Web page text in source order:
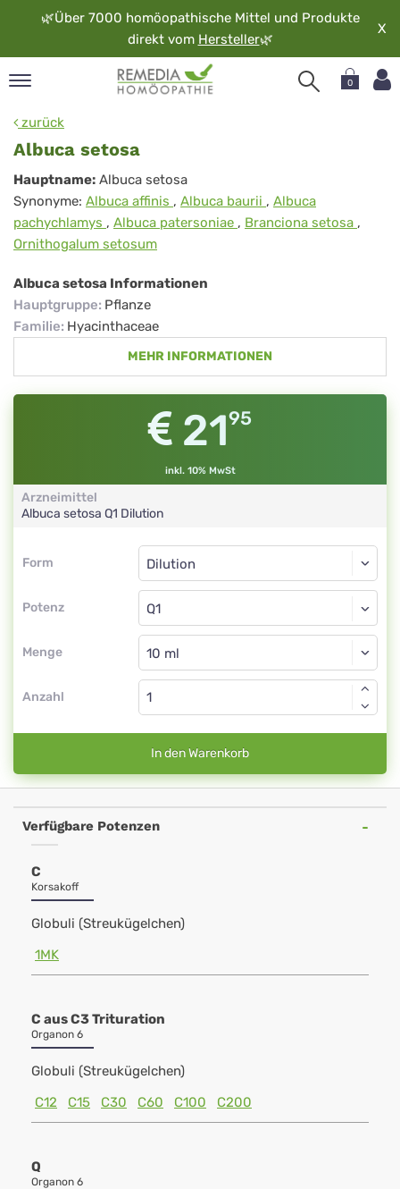
🌿Über 7000 homöopathische Mittel und Produkte
direkt vom Hersteller🌿
X
0
zurück
Albuca setosa
Albuca
setosa
Hauptname: Albuca setosa
Synonyme: Albuca affinis , Albuca baurii , Albuca
pachychlamys , Albuca patersoniae , Branciona setosa ,
Ornithogalum setosum
Albuca setosa Informationen
Hauptgruppe: Pflanze
Familie: Hyacinthaceae
MEHR INFORMATIONEN
2195
inkl. 10% MwSt
Arzneimittel
Albuca setosa Q1 Dilution
Form
Form
Potenz
Dilution
Q1
Menge
Dilution
Anzahl
In den Warenkorb
Verfügbare Potenzen
C
Korsakoff
Globuli (Streukügelchen)
1MK
C aus C3 Trituration
Organon 6
Globuli (Streukügelchen)
C12
C15 C30 C60 C100 C200
Q
Organon 6